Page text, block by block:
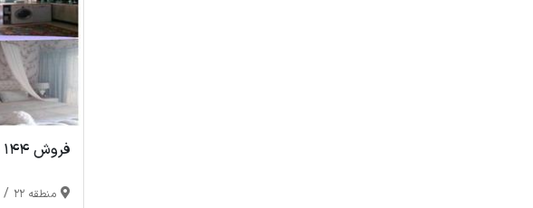
فروش 144 متری دو خوابه برج صیاد
منطقه 22 /